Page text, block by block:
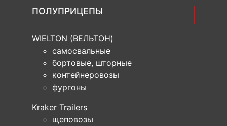
ПОЛУПРИЦЕПЫ
WIELTON (ВЕЛЬТОН)
самосвальные
бортовые, шторные
контейнеровозы
фургоны
Kraker Trailers
щеповозы